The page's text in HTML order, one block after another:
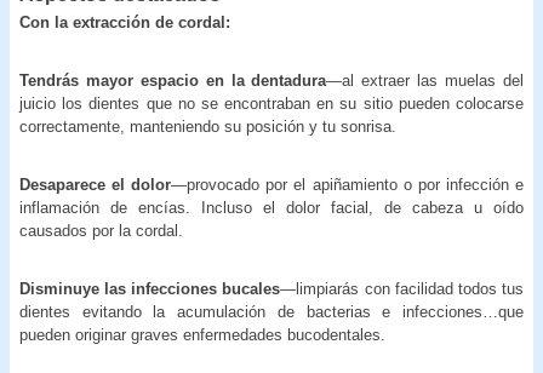
Con la extracción de cordal:
Tendrás mayor espacio en la dentadura—al extraer las muelas del
juicio los dientes que no se encontraban en su sitio pueden colocarse
correctamente, manteniendo su posición y tu sonrisa.
Desaparece el dolor—provocado por el apiñamiento o por infección e
inflamación de encías. Incluso el dolor facial, de cabeza u oído
causados por la cordal.
Disminuye las infecciones bucales—limpiarás con facilidad todos tus
dientes evitando la acumulación de bacterias e infecciones…que
pueden originar graves enfermedades bucodentales.